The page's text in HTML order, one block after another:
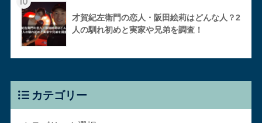
才賀紀左衛門の恋人・阪田絵莉はどんな人？2
人の馴れ初めと実家や兄弟を調査！
カテゴリー